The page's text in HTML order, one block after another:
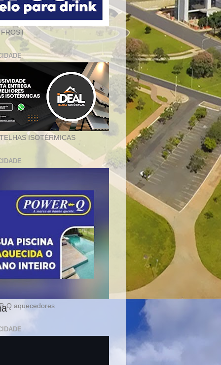
TELHAS ISOTÉRMICAS
Q aquecedores